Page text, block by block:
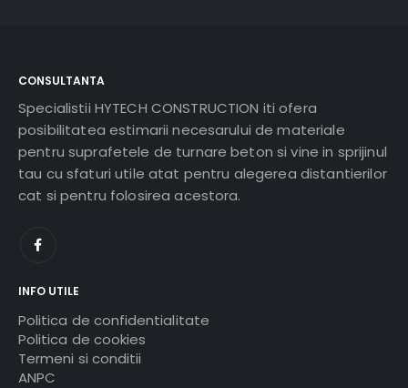
CONSULTANTA
Specialistii HYTECH CONSTRUCTION iti ofera
posibilitatea estimarii necesarului de materiale
pentru suprafetele de turnare beton si vine in sprijinul
tau cu sfaturi utile atat pentru alegerea distantierilor
cat si pentru folosirea acestora.
INFO UTILE
Politica de confidentialitate
Politica de cookies
Termeni si conditii
ANPC